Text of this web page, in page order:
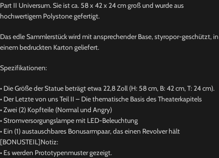
Part II Universum. Sie ist ca. 58 x 42 x 24 cm groß und wurde aus
hochwertigem Polystone gefertigt.
Das edle Sammlerstück wird mit ansprechender Base, styropor-geschützt, in
einem bedruckten Karton geliefert.
Spezifikationen:
• Die Größe der Statue beträgt etwa 22,8 Zoll (H: 58 cm, B: 42 cm, T: 24 cm).
• Der Letzte von uns Teil II – Die thematische Basis des Theaterkapitels
•Zwei (2) Kopfteile (Normal und Angry)
•Stromversorgungslampe mit LED-Beleuchtung
• Ein (1) austauschbares Bonusarmpaar, das einen Revolver hält
[BONUSTEIL]Notiz:
• Es werden Prototypenmuster gezeigt.